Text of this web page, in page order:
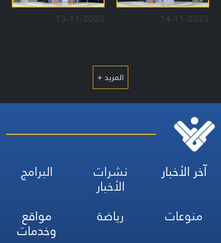
14-11-2023
13-11-2023
المزيد +
آخر الأخبار نشرات
الأخبار
البرامج
منوعات
رياضة مواقع
وخدمات